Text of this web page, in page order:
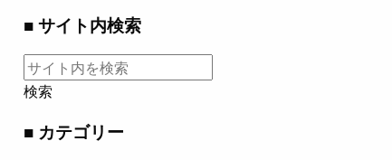
■ サイト内検索
検索
■ カテゴリー